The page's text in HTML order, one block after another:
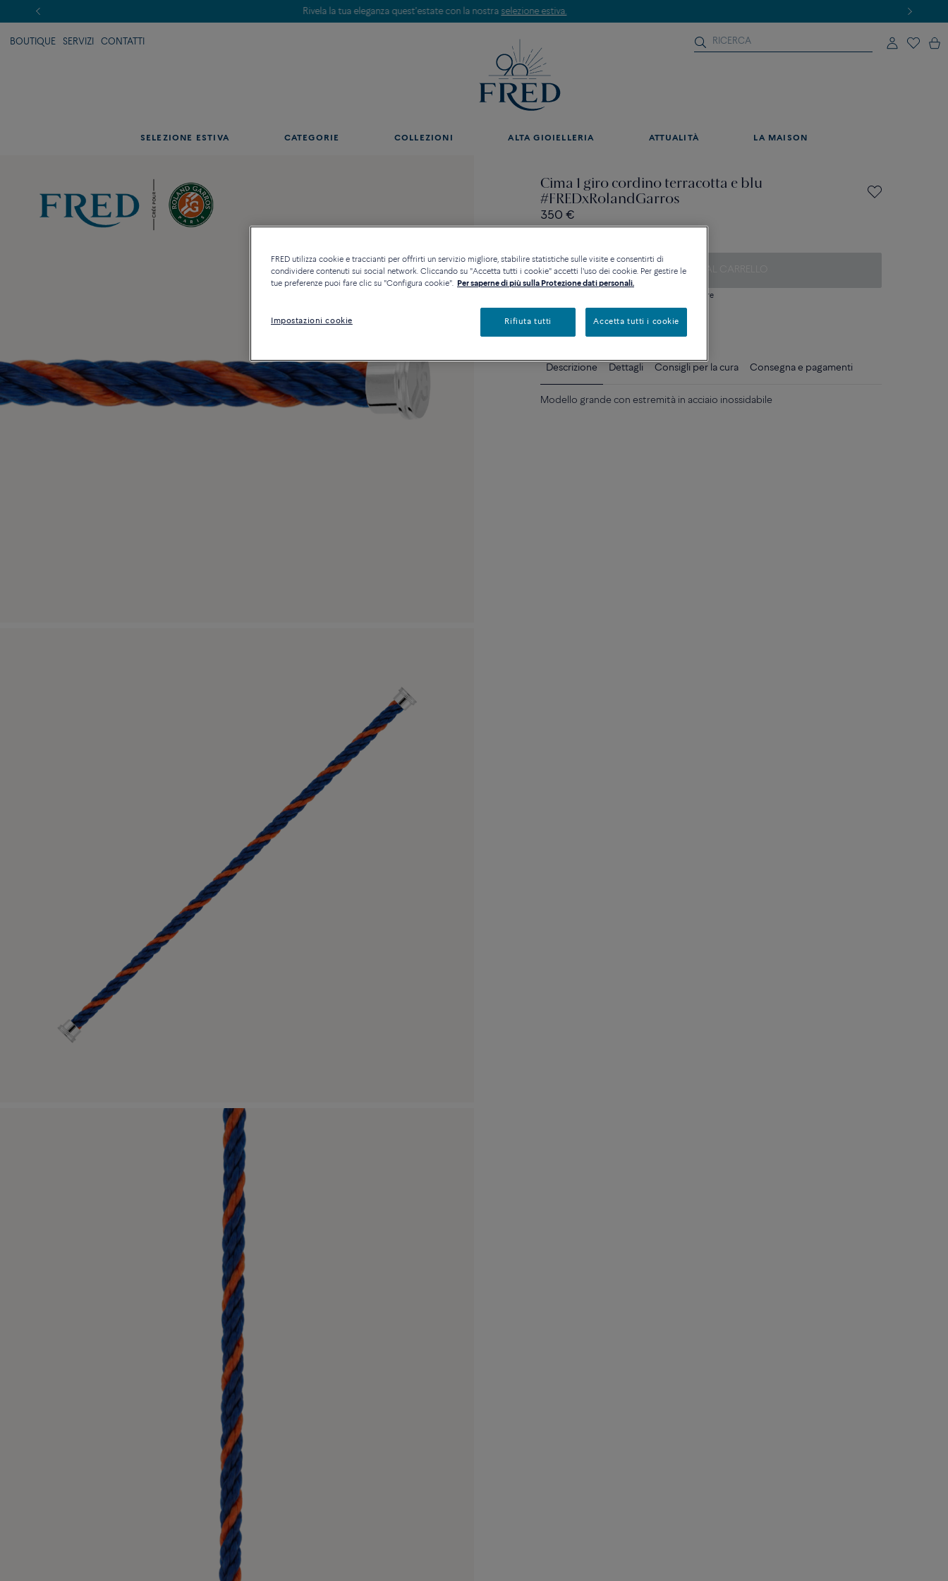
Scopri le nostre creazioni in boutique. Prenota un appuntamento.
BOUTIQUE SERVIZI CONTATTI
SELEZIONE ESTIVA CATEGORIE COLLEZIONI ALTA GIOIELLERIA ATTUALITÀ LA MAISON
Cima 1 giro cordino terracotta e blu
#FREDxRolandGarros
350 €
AGGIUNGI AL CARRELLO
Contattataci per qualsiasi domanda sulle misure
Disponibilità in boutique
Descrizione Dettagli Consigli per la cura Consegna e pagamenti
Modello grande con estremità in acciaio inossidabile
FRED utilizza cookie e traccianti per offrirti un servizio migliore, stabilire statistiche sulle visite e consentirti di
condividere contenuti sui social network. Cliccando su "Accetta tutti i cookie" accetti l'uso dei cookie. Per gestire le
tue preferenze puoi fare clic su "Configura cookie". Per saperne di più sulla Protezione dati personali.
Impostazioni cookie Rifiuta tutti Accetta tutti i cookie